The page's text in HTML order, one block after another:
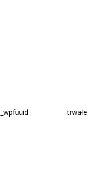
_wpfuuid trwałe